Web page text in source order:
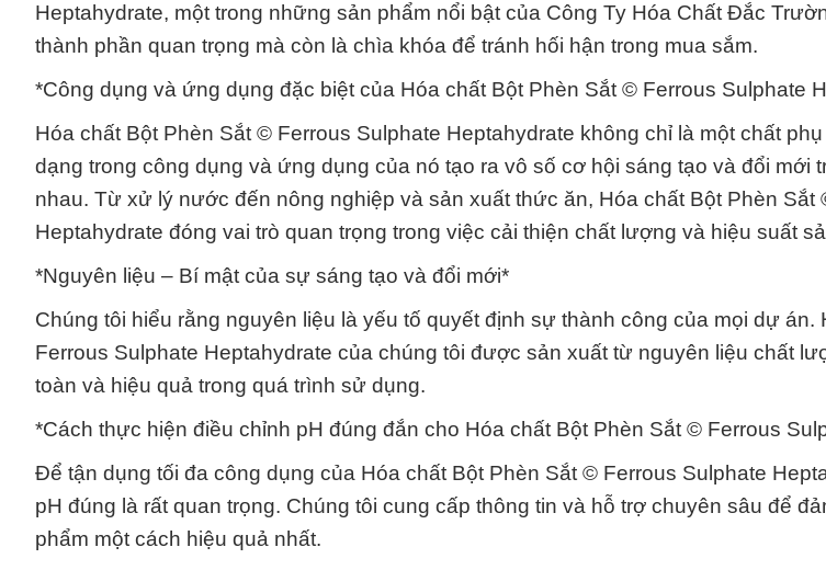
Heptahydrate, một trong những sản phẩm nổi bật của Công Ty Hóa Chất Đắc
thành phần quan trọng mà còn là chìa khóa để tránh hối hận trong mua sắm.
*Công dụng và ứng dụng đặc biệt của Hóa chất Bột Phèn Sắt © Ferrous Sulphate
Hóa chất Bột Phèn Sắt © Ferrous Sulphate Heptahydrate không chỉ là một chất
dạng trong công dụng và ứng dụng của nó tạo ra vô số cơ hội sáng tạo và đổi mới
nhau. Từ xử lý nước đến nông nghiệp và sản xuất thức ăn, Hóa chất Bột Phèn Sắt
Heptahydrate đóng vai trò quan trọng trong việc cải thiện chất lượng và hiệu suất
*Nguyên liệu – Bí mật của sự sáng tạo và đổi mới*
Chúng tôi hiểu rằng nguyên liệu là yếu tố quyết định sự thành công của mọi dự án.
Ferrous Sulphate Heptahydrate của chúng tôi được sản xuất từ nguyên liệu chất
toàn và hiệu quả trong quá trình sử dụng.
*Cách thực hiện điều chỉnh pH đúng đắn cho Hóa chất Bột Phèn Sắt © Ferrous
Để tận dụng tối đa công dụng của Hóa chất Bột Phèn Sắt © Ferrous Sulphate
pH đúng là rất quan trọng. Chúng tôi cung cấp thông tin và hỗ trợ chuyên sâu để
phẩm một cách hiệu quả nhất.